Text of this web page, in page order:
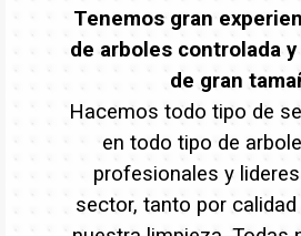
Tenemos gran
de arboles controlada
de gran
Hacemos todo tipo de
en todo tipo de
profesionales y
sector, tanto por